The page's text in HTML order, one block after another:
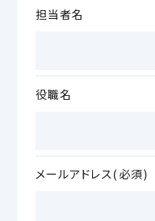
担当者名
役職名
メールアドレス(必須)